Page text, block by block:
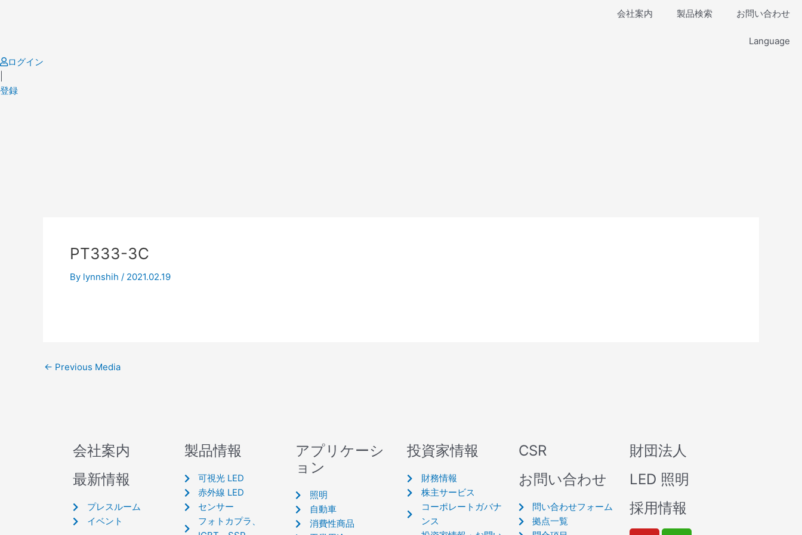
会社案内 製品検索 お問い合わせ
Language
ログイン
登録
PT333-3C
By lynnshih / 2021.02.19
← Previous Media
会社案内
最新情報
プレスルーム
イベント
製品情報
可視光 LED
赤外線 LED
センサー
フォトカプラ、
アプリケーシ
ョン
照明
自動車
消費性商品
投資家情報
財務情報
株主サービス
コーポレートガバナ
ンス
CSR
お問い合わせ
問い合わせフォーム
拠点一覧
財団法人
LED 照明
採用情報